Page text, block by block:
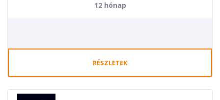
12 hónap
RÉSZLETEK